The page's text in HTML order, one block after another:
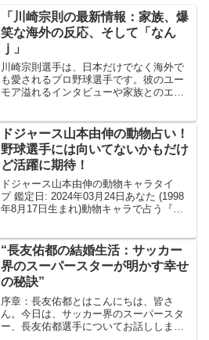
「川崎宗則の最新情報：家族、爆
笑な海外の反応、そして「なん
ｊ」
川崎宗則選手は、日本だけでなく海外で
も愛されるプロ野球選手です。彼のユー
モア溢れるインタビューや家族とのエピ
けるでしょう。本記事では、川崎宗則選
手の本名や家族、なんJで...
ドジャース山本由伸の動物占い！
野球選手には向いてないかもだけ
ど活躍に期待！
ドジャース山本由伸の動物キャラタイ
プ 鑑定日: 2024年03月24日あなた (1998
年8月17日生まれ)動物キャラで占う『山
あなたには人をまとめる力が備わってお
り、世...
“長友佑都の結婚生活：サッカー
界のスーパースターが明かす幸せ
の秘訣”
序章：長友佑都とはこんにちは、皆さ
ん。今日は、サッカー界のスーパースタ
ー、長友佑都選手についてお話ししまし